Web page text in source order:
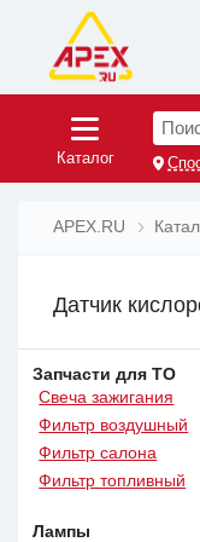
Каталог
APEX.RU
Датчик
Запчасти для ТО
Свеча зажигания
Фильтр воздушный
Фильтр салона
Фильтр топливный
Лампы